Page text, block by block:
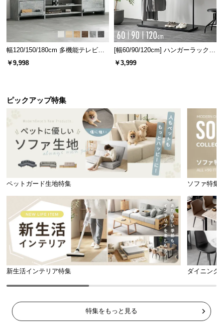
幅120/150/180cm 多機能テレビボ
ード 木目/石目調 オープン収納・
￥9,998
[幅60/90/120cm] ハンガーラック
スチール 4段階高さ調節 サイドフ
￥3,999
ピックアップ特集
ペットガード生地特集 ソファ特集
新生活インテリア特集 ダイニング
特集をもっと見る